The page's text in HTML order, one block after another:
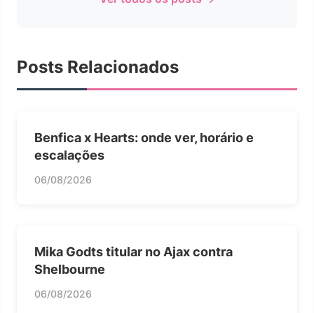
Posts Relacionados
Benfica x Hearts: onde ver, horário e
escalações
06/08/2026
Mika Godts titular no Ajax contra
Shelbourne
06/08/2026